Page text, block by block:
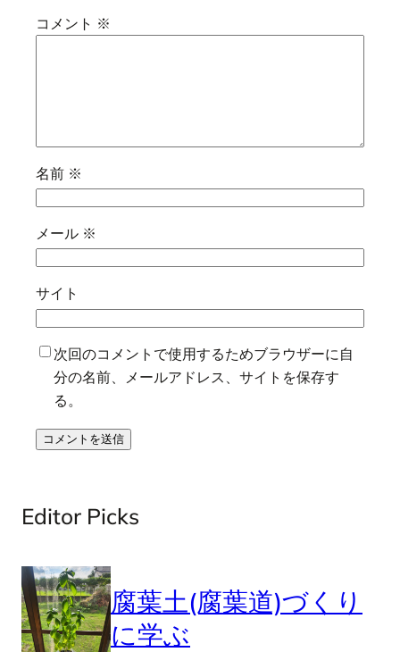
コメント ※
名前 ※
メール ※
サイト
次回のコメントで使用するためブラウザーに自
分の名前、メールアドレス、サイトを保存す
る。
Editor Picks
腐葉土(腐葉道)づくり
に学ぶ